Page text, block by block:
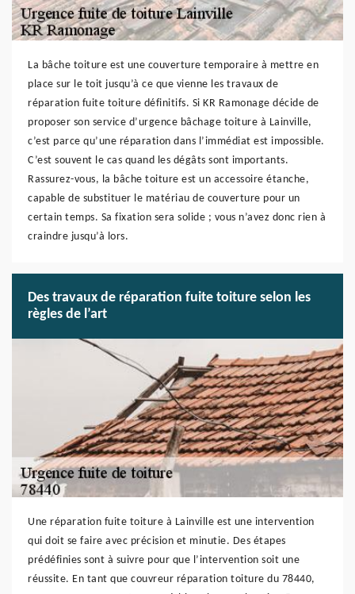
La bâche toiture est une couverture temporaire à mettre en
place sur le toit jusqu’à ce que vienne les travaux de
réparation fuite toiture définitifs. Si KR Ramonage décide de
proposer son service d’urgence bâchage toiture à Lainville,
c’est parce qu’une réparation dans l’immédiat est impossible.
C’est souvent le cas quand les dégâts sont importants.
Rassurez-vous, la bâche toiture est un accessoire étanche,
capable de substituer le matériau de couverture pour un
certain temps. Sa fixation sera solide ; vous n’avez donc rien à
craindre jusqu’à lors.
Des travaux de réparation fuite toiture selon les
règles de l’art
Une réparation fuite toiture à Lainville est une intervention
qui doit se faire avec précision et minutie. Des étapes
prédéfinies sont à suivre pour que l’intervention soit une
réussite. En tant que couvreur réparation toiture du 78440,